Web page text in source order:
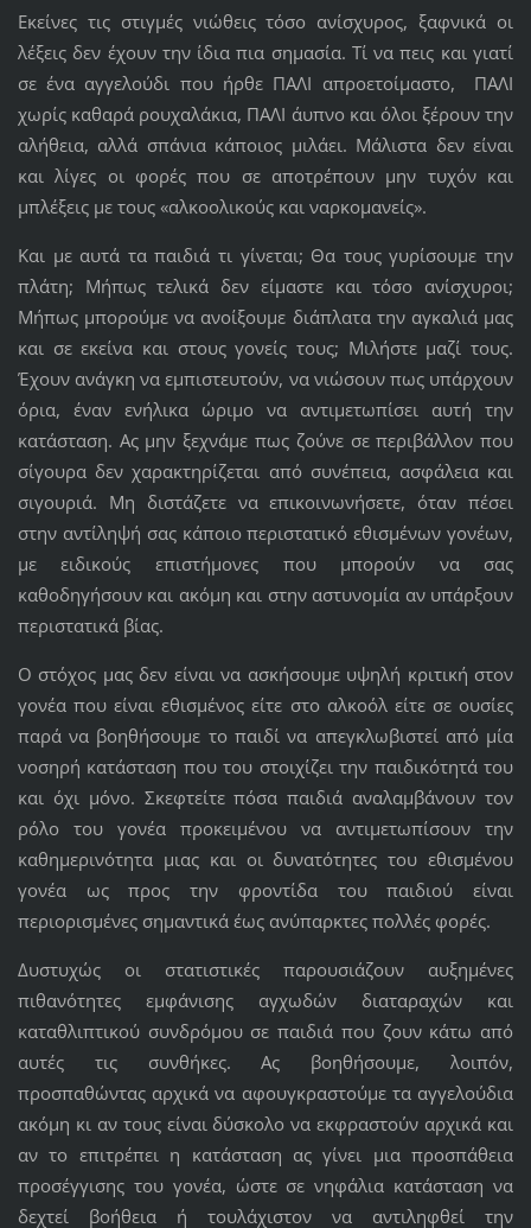
Εκείνες τις στιγμές νιώθεις τόσο ανίσχυρος, ξαφνικά οι
λέξεις δεν έχουν την ίδια πια σημασία. Τί να πεις και γιατί
σε ένα αγγελούδι που ήρθε ΠΑΛΙ απροετοίμαστο, ΠΑΛΙ
χωρίς καθαρά ρουχαλάκια, ΠΑΛΙ άυπνο και όλοι ξέρουν την
αλήθεια, αλλά σπάνια κάποιος μιλάει. Μάλιστα δεν είναι
και λίγες οι φορές που σε αποτρέπουν μην τυχόν και
μπλέξεις με τους «αλκοολικούς και ναρκομανείς».
Και με αυτά τα παιδιά τι γίνεται; Θα τους γυρίσουμε την
πλάτη; Μήπως τελικά δεν είμαστε και τόσο ανίσχυροι;
Μήπως μπορούμε να ανοίξουμε διάπλατα την αγκαλιά μας
και σε εκείνα και στους γονείς τους; Μιλήστε μαζί τους.
Έχουν ανάγκη να εμπιστευτούν, να νιώσουν πως υπάρχουν
όρια, έναν ενήλικα ώριμο να αντιμετωπίσει αυτή την
κατάσταση. Ας μην ξεχνάμε πως ζούνε σε περιβάλλον που
σίγουρα δεν χαρακτηρίζεται από συνέπεια, ασφάλεια και
σιγουριά. Μη διστάζετε να επικοινωνήσετε, όταν πέσει
στην αντίληψή σας κάποιο περιστατικό εθισμένων γονέων,
με ειδικούς επιστήμονες που μπορούν να σας
καθοδηγήσουν και ακόμη και στην αστυνομία αν υπάρξουν
περιστατικά βίας.
Ο στόχος μας δεν είναι να ασκήσουμε υψηλή κριτική στον
γονέα που είναι εθισμένος είτε στο αλκοόλ είτε σε ουσίες
παρά να βοηθήσουμε το παιδί να απεγκλωβιστεί από μία
νοσηρή κατάσταση που του στοιχίζει την παιδικότητά του
και όχι μόνο. Σκεφτείτε πόσα παιδιά αναλαμβάνουν τον
ρόλο του γονέα προκειμένου να αντιμετωπίσουν την
καθημερινότητα μιας και οι δυνατότητες του εθισμένου
γονέα ως προς την φροντίδα του παιδιού είναι
περιορισμένες σημαντικά έως ανύπαρκτες πολλές φορές.
Δυστυχώς οι στατιστικές παρουσιάζουν αυξημένες
πιθανότητες εμφάνισης αγχωδών διαταραχών και
καταθλιπτικού συνδρόμου σε παιδιά που ζουν κάτω από
αυτές τις συνθήκες. Ας βοηθήσουμε, λοιπόν,
προσπαθώντας αρχικά να αφουγκραστούμε τα αγγελούδια
ακόμη κι αν τους είναι δύσκολο να εκφραστούν αρχικά και
αν το επιτρέπει η κατάσταση ας γίνει μια προσπάθεια
προσέγγισης του γονέα, ώστε σε νηφάλια κατάσταση να
δεχτεί βοήθεια ή τουλάχιστον να αντιληφθεί την